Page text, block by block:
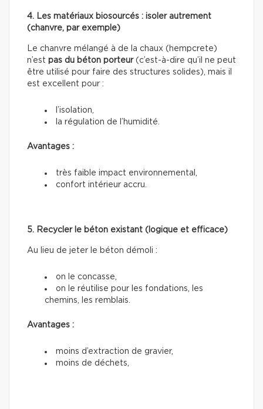
4. Les matériaux biosourcés : isoler autrement
(chanvre, par exemple)
Le chanvre mélangé à de la chaux (hempcrete)
n’est pas du béton porteur (c’est-à-dire qu’il ne peut
être utilisé pour faire des structures solides), mais il
est excellent pour :
l’isolation,
la régulation de l’humidité.
Avantages :
très faible impact environnemental,
confort intérieur accru.
5. Recycler le béton existant (logique et efficace)
Au lieu de jeter le béton démoli :
on le concasse,
on le réutilise pour les fondations, les
chemins, les remblais.
Avantages :
moins d’extraction de gravier,
moins de déchets,